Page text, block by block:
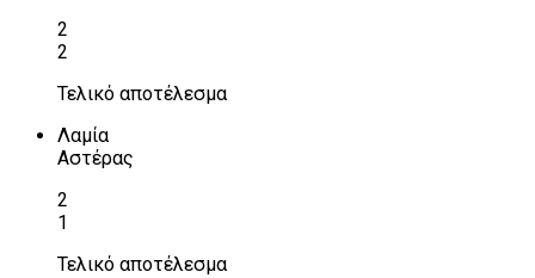
2
2
Τελικό αποτέλεσμα
Λαμία
Αστέρας
2
1
Τελικό αποτέλεσμα